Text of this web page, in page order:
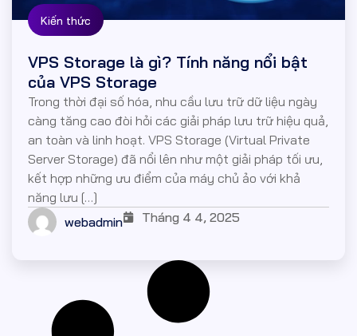
Kiến thức
VPS Storage là gì? Tính năng nổi bật
của VPS Storage
Trong thời đại số hóa, nhu cầu lưu trữ dữ liệu ngày
càng tăng cao đòi hỏi các giải pháp lưu trữ hiệu quả,
an toàn và linh hoạt. VPS Storage (Virtual Private
Server Storage) đã nổi lên như một giải pháp tối ưu,
kết hợp những ưu điểm của máy chủ ảo với khả
năng lưu […]
webadmin
Tháng 4 4, 2025